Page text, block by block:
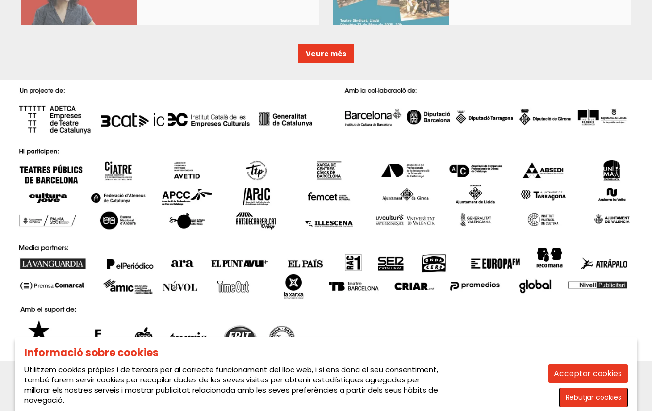
Veure més
Sitemap | Avís Legal | Política de privacitat | Contactar
Informació sobre cookies
Utilitzem cookies pròpies i de tercers per al correcte funcionament del lloc web, i si ens dona el seu consentiment,
també farem servir cookies per recopilar dades de les seves visites per obtenir estadístiques agregades per
millorar els nostres serveis i mostrar publicitat relacionada amb les seves preferències a partir dels seus hàbits de
navegació.
Acceptar cookies
Rebutjar cookies